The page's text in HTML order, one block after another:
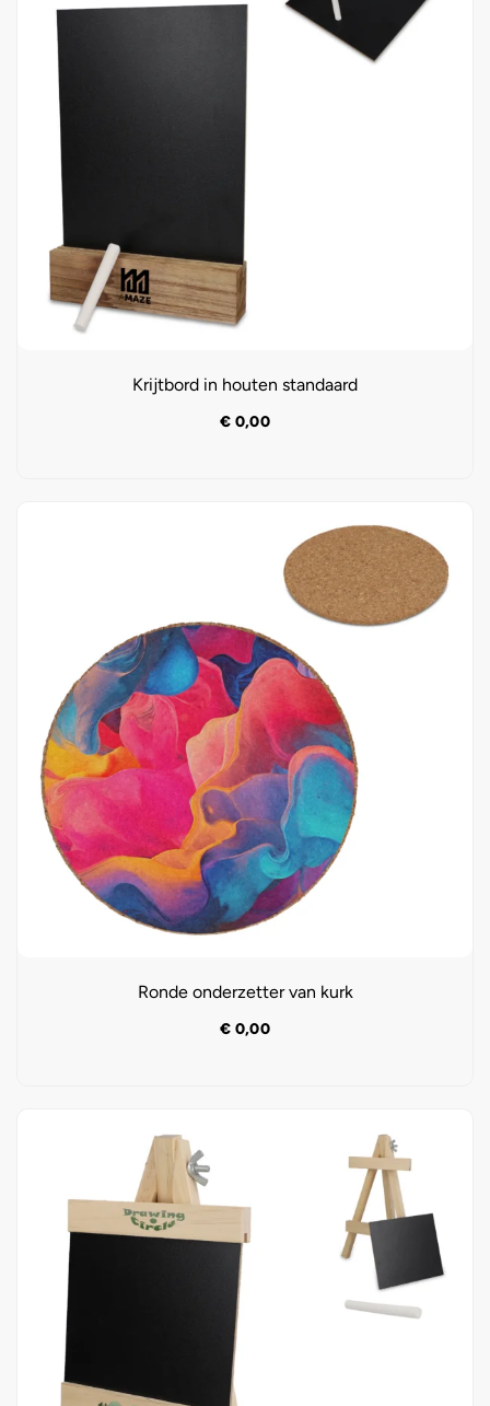
Krijtbord in houten standaard
€ 0,00
Ronde onderzetter van kurk
€ 0,00